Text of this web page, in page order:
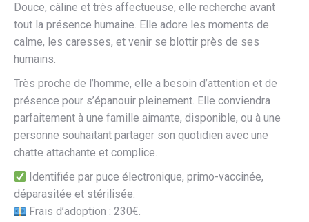
Douce, câline et très affectueuse, elle recherche avant
tout la présence humaine. Elle adore les moments de
calme, les caresses, et venir se blottir près de ses
humains.
Très proche de l’homme, elle a besoin d’attention et de
présence pour s’épanouir pleinement. Elle conviendra
parfaitement à une famille aimante, disponible, ou à une
personne souhaitant partager son quotidien avec une
chatte attachante et complice.
Identifiée par puce électronique, primo-vaccinée,
déparasitée et stérilisée.
Frais d’adoption : 230€.